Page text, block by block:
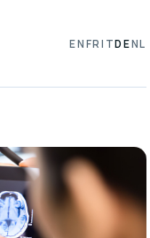
ENFRITDENL